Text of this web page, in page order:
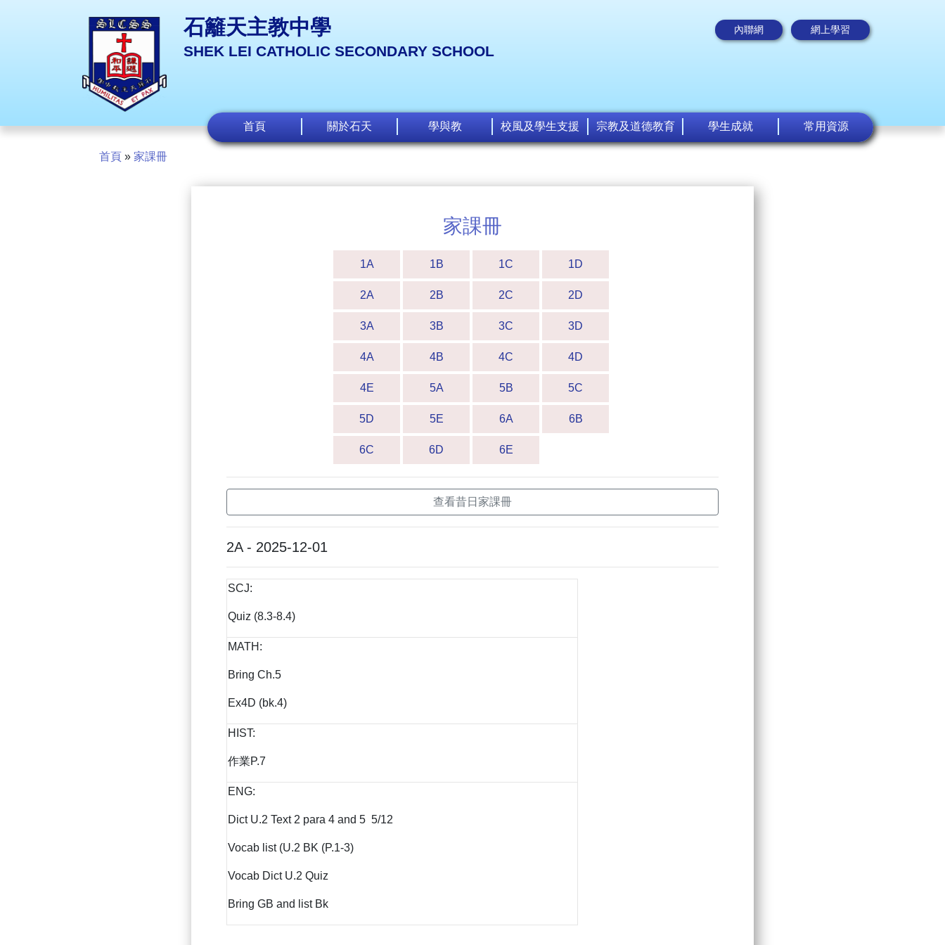
石籬天主教中學
SHEK LEI CATHOLIC SECONDARY SCHOOL
內聯網 網上學習
首頁 關於石天 學與教 校風及學生支援 宗教及道德教育 學生成就 常用資源
首頁 » 家課冊
家課冊
1A 1B 1C 1D
2A 2B 2C 2D
3A 3B 3C 3D
4A 4B 4C 4D
4E 5A 5B 5C
5D 5E 6A 6B
6C 6D 6E
查看昔日家課冊
2A - 2025-12-01
SCJ:
Quiz (8.3-8.4)
MATH:
Bring Ch.5
Ex4D (bk.4)
HIST:
作業P.7
ENG:
Dict U.2 Text 2 para 4 and 5 5/12
Vocab list (U.2 BK (P.1-3)
Vocab Dict U.2 Quiz
Bring GB and list Bk